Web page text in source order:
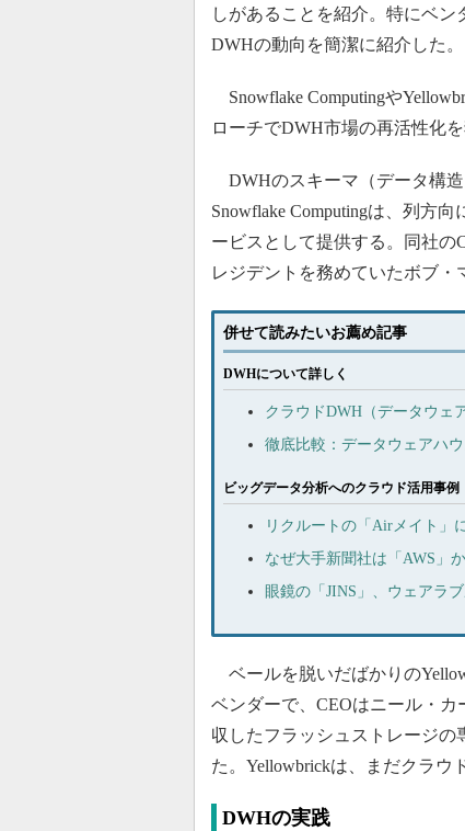
しがあることを紹介。特にベン
DWHの動向を簡潔に紹介した。
Snowflake Computingや
ローチでDWH市場の再活性化を
DWHのスキーマ（データ構
Snowflake Computingは、列方
ービスとして提供する。同社の
レジデントを務めていたボブ・
併せて読みたいお薦め記事
DWHについて詳しく
クラウドDWH（データウェ
徹底比較：データウェアハ
ビッグデータ分析へのクラウド活用事例
リクルートの「Airメイト」
なぜ大手新聞社は「AWS」
眼鏡の「JINS」、ウェアラ
ベールを脱いだばかりの
ベンダーで、CEOはニール・カ
収したフラッシュストレージの
た。Yellowbrickは、まだクラウ
DWHの実践